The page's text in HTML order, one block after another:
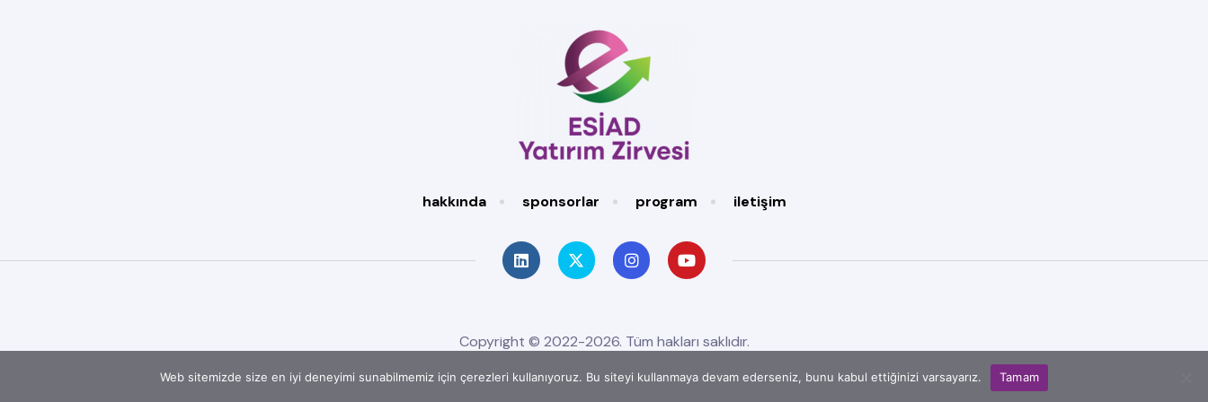
hakkında sponsorlar program iletişim
Copyright © 2022-2026. Tüm hakları saklıdır.
Web sitemizde size en iyi deneyimi sunabilmemiz için çerezleri kullanıyoruz. Bu siteyi kullanmaya devam ederseniz, bunu kabul ettiğinizi varsayarız. Tamam